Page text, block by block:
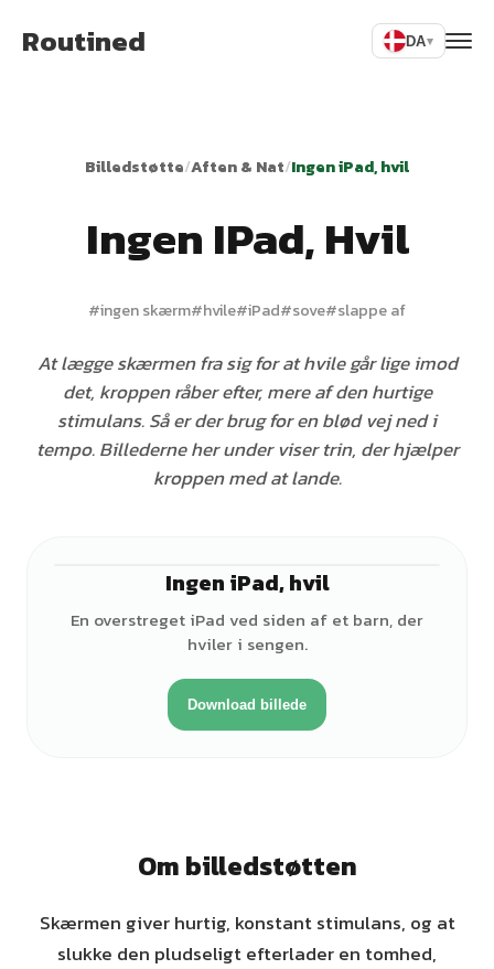
Routined DA▾
Billedstøtte/Aften & Nat/Ingen iPad, hvil
Ingen IPad, Hvil
#ingen skærm#hvile#iPad#sove#slappe af
At lægge skærmen fra sig for at hvile går lige imod
det, kroppen råber efter, mere af den hurtige
stimulans. Så er der brug for en blød vej ned i
tempo. Billederne her under viser trin, der hjælper
kroppen med at lande.
Ingen iPad, hvil
En overstreget iPad ved siden af et barn, der
hviler i sengen.
Download billede
Om billedstøtten
Skærmen giver hurtig, konstant stimulans, og at
slukke den pludseligt efterlader en tomhed,